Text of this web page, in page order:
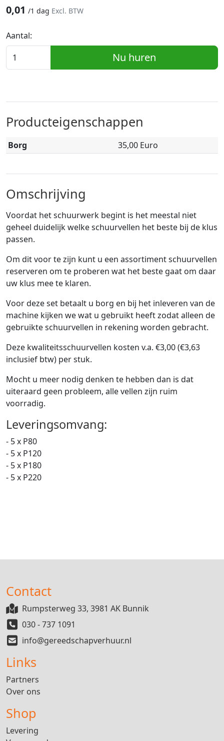
0,01 /1 dag Excl. BTW
Aantal:
Nu huren
Producteigenschappen
Borg 35,00 Euro
Omschrijving
Voordat het schuurwerk begint is het meestal niet
geheel duidelijk welke schuurvellen het beste bij de klus
passen.
Om dit voor te zijn kunt u een assortiment schuurvellen
reserveren om te proberen wat het beste gaat om daar
uw klus mee te klaren.
Voor deze set betaalt u borg en bij het inleveren van de
machine kijken we wat u gebruikt heeft zodat alleen de
gebruikte schuurvellen in rekening worden gebracht.
Deze kwaliteitsschuurvellen kosten v.a. €3,00 (€3,63
inclusief btw) per stuk.
Mocht u meer nodig denken te hebben dan is dat
uiteraard geen probleem, alle vellen zijn ruim
voorradig.
Leveringsomvang:
- 5 x P80
- 5 x P120
- 5 x P180
- 5 x P220
Contact
Rumpsterweg 33, 3981 AK Bunnik
030 - 737 1091
info@gereedschapverhuur.nl
Links
Partners
Over ons
Shop
Levering